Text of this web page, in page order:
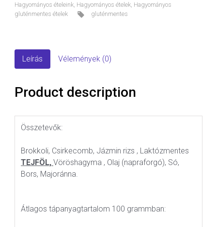
Hagyományos ételeink, Hagyományos ételek, Hagyományos
gluténmentes ételek
gluténmentes
Leírás Vélemények (0)
Product description
Összetevők:
Brokkoli, Csirkecomb, Jázmin rizs , Laktózmentes
TEJFÖL, Vöröshagyma , Olaj (napraforgó), Só,
Bors, Majoránna.
Átlagos tápanyagtartalom 100 grammban: